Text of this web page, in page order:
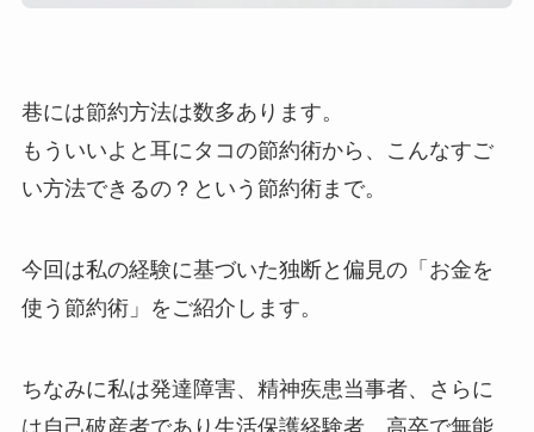
巷には節約方法は数多あります。
もういいよと耳にタコの節約術から、こんなすご
い方法できるの？という節約術まで。
今回は私の経験に基づいた独断と偏見の「お金を
使う節約術」をご紹介します。
ちなみに私は発達障害、精神疾患当事者、さらに
は自己破産者であり生活保護経験者、高卒で無能